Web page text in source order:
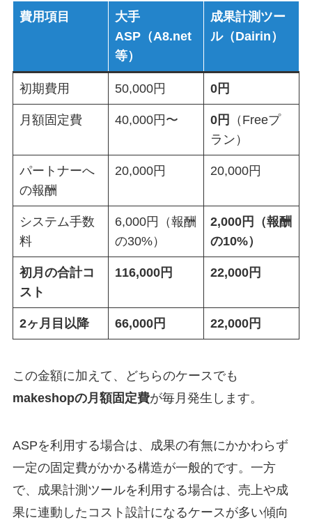
費用項目
大手
ASP（A8.net
等）
成果計測ツー
ル（Dairin）
初期費用 50,000円 0円
月額固定費 40,000円〜 0円
（Freeプ
ラン）
パートナーへ
の報酬
20,000円 20,000円
システム手数
料
6,000円（報酬
の30%）
2,000円（報酬
の10%）
初月の合計コ
スト
116,000円 22,000円
2ヶ月目以降 66,000円 22,000円
この金額に加えて、どちらのケースでも
makeshopの月額固定費が毎月発生します。
ASPを利用する場合は、成果の有無にかかわらず
一定の固定費がかかる構造が一般的です。一方
で、成果計測ツールを利用する場合は、売上や成
果に連動したコスト設計になるケースが多い傾向